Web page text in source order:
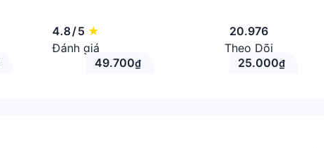
4.8/5 ★
Đánh giá
20.976
Theo Dõi
49.700₫ 25.000₫